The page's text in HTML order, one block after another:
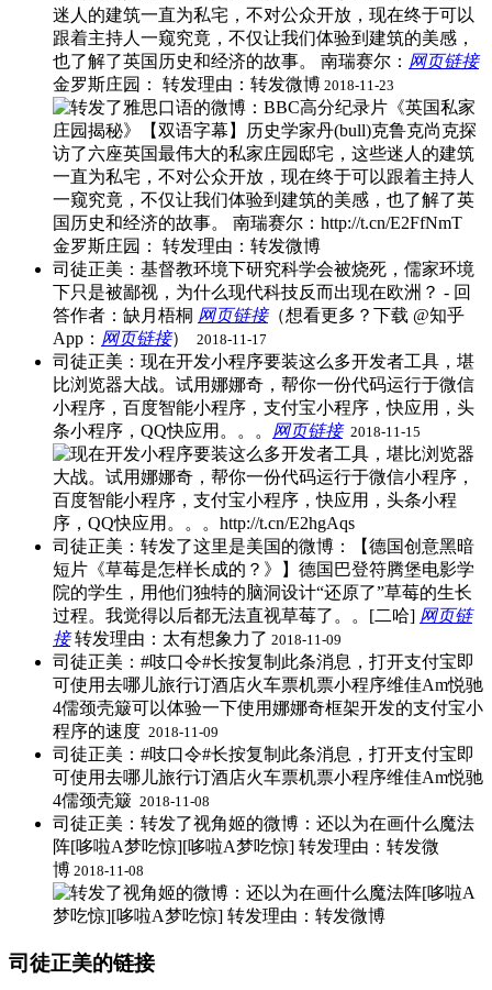
迷人的建筑一直为私宅，不对公众开放，现在终于可以
跟着主持人一窥究竟，不仅让我们体验到建筑的美感，
也了解了英国历史和经济的故事。 南瑞赛尔： 网页链接
金罗斯庄园： ​转发理由：转发微博 2018-11-23
司徒正美：基督教环境下研究科学会被烧死，儒家环境
下只是被鄙视，为什么现代科技反而出现在欧洲？ - 回
答作者：缺月梧桐 网页链接（想看更多？下载 @知乎
App： 网页链接） ​ 2018-11-17
司徒正美：现在开发小程序要装这么多开发者工具，堪
比浏览器大战。试用娜娜奇，帮你一份代码运行于微信
小程序，百度智能小程序，支付宝小程序，快应用，头
条小程序，QQ快应用。。。 网页链接​ 2018-11-15
司徒正美：转发了这里是美国的微博：【德国创意黑暗
短片《草莓是怎样长成的？》】德国巴登符腾堡电影学
院的学生，用他们独特的脑洞设计“还原了”草莓的生长
过程。我觉得以后都无法直视草莓了。。[二哈] 网页链
接​转发理由：太有想象力了 2018-11-09
司徒正美：#吱口令#长按复制此条消息，打开支付宝即
可使用去哪儿旅行订酒店火车票机票小程序维佳Am悦驰
4儒颈壳簸可以体验一下使用娜娜奇框架开发的支付宝小
程序的速度 ​ 2018-11-09
司徒正美：#吱口令#长按复制此条消息，打开支付宝即
可使用去哪儿旅行订酒店火车票机票小程序维佳Am悦驰
4儒颈壳簸 ​ 2018-11-08
司徒正美：转发了视角姬的微博：还以为在画什么魔法
阵[哆啦A梦吃惊][哆啦A梦吃惊] ​转发理由：转发微
博 2018-11-08
司徒正美的链接